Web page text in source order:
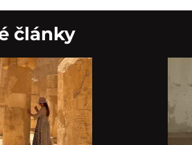
články